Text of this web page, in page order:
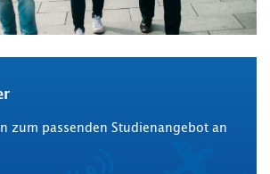
zum passenden Studienangebot an